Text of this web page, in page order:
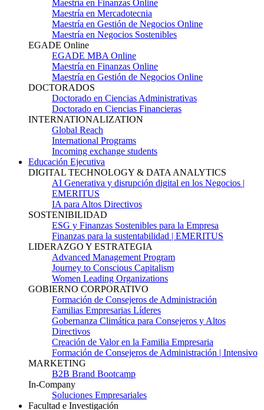
Maestría en Finanzas Online
Maestría en Mercadotecnia
Maestría en Gestión de Negocios Online
Maestría en Negocios Sostenibles
EGADE Online
EGADE MBA Online
Maestría en Finanzas Online
Maestría en Gestión de Negocios Online
DOCTORADOS
Doctorado en Ciencias Administrativas
Doctorado en Ciencias Financieras
INTERNATIONALIZATION
Global Reach
International Programs
Incoming exchange students
Educación Ejecutiva
DIGITAL TECHNOLOGY & DATA ANALYTICS
AI Generativa y disrupción digital en los Negocios |
EMERITUS
IA para Altos Directivos
SOSTENIBILIDAD
ESG y Finanzas Sostenibles para la Empresa
Finanzas para la sustentabilidad | EMERITUS
LIDERAZGO Y ESTRATEGIA
Advanced Management Program
Journey to Conscious Capitalism
Women Leading Organizations
GOBIERNO CORPORATIVO
Formación de Consejeros de Administración
Familias Empresarias Líderes
Gobernanza Climática para Consejeros y Altos
Directivos
Creación de Valor en la Familia Empresaria
Formación de Consejeros de Administración | Intensivo
MARKETING
B2B Brand Bootcamp
In-Company
Soluciones Empresariales
Facultad e Investigación